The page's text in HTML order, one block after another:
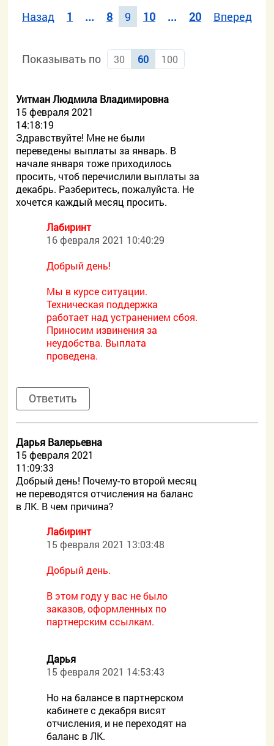
Назад 1 ... 8 9 10 ... 20 Вперед
Показывать по 30 60 100
Уитман Людмила Владимировна
15 февраля 2021
14:18:19
Здравствуйте! Мне не были
переведены выплаты за январь. В
начале января тоже приходилось
просить, чтоб перечислили выплаты за
декабрь. Разберитесь, пожалуйста. Не
хочется каждый месяц просить.
Лабиринт
16 февраля 2021 10:40:29
Добрый день!
Мы в курсе ситуации.
Техническая поддержка
работает над устранением сбоя.
Приносим извинения за
неудобства. Выплата
проведена.
Ответить
Дарья Валерьевна
15 февраля 2021
11:09:33
Добрый день! Почему-то второй месяц
не переводятся отчисления на баланс
в ЛК. В чем причина?
Лабиринт
15 февраля 2021 13:03:48
Добрый день.
В этом году у вас не было
заказов, оформленных по
партнерским ссылкам.
Дарья
15 февраля 2021 14:53:43
Но на балансе в партнерском
кабинете с декабря висят
отчисления, и не переходят на
баланс в ЛК.